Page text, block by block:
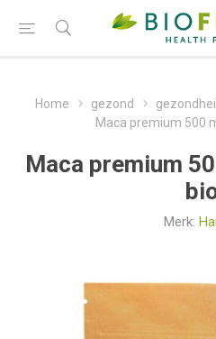
Home gezond
Maca premium 500
Maca premium
Merk: